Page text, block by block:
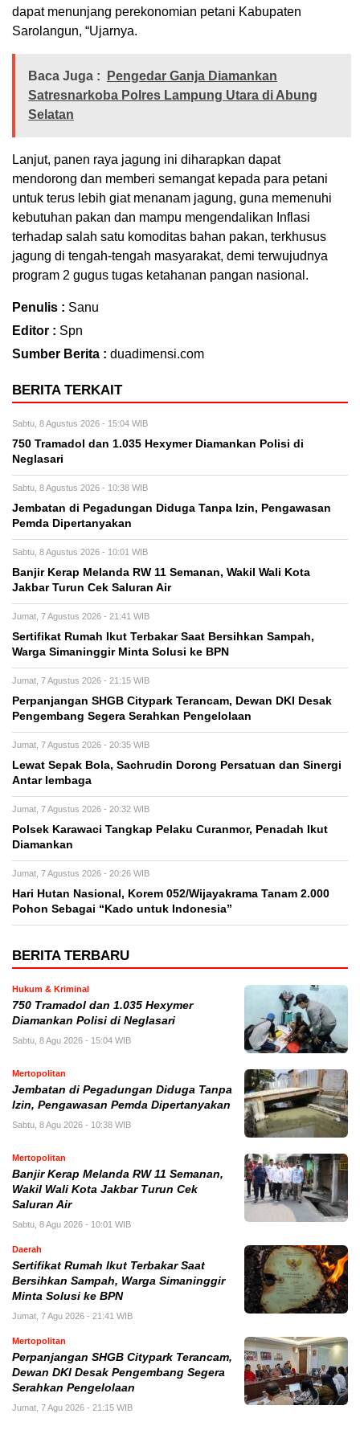
dapat menunjang perekonomian petani Kabupaten
Sarolangun, “Ujarnya.
Baca Juga :
Pengedar Ganja Diamankan
Satresnarkoba Polres Lampung Utara di Abung
Selatan
Lanjut, panen raya jagung ini diharapkan dapat
mendorong dan memberi semangat kepada para petani
untuk terus lebih giat menanam jagung, guna memenuhi
kebutuhan pakan dan mampu mengendalikan Inflasi
terhadap salah satu komoditas bahan pakan, terkhusus
jagung di tengah-tengah masyarakat, demi terwujudnya
program 2 gugus tugas ketahanan pangan nasional.
Penulis : Sanu
Editor : Spn
Sumber Berita : duadimensi.com
BERITA TERKAIT
Sabtu, 8 Agustus 2026 - 15:04 WIB
750 Tramadol dan 1.035 Hexymer Diamankan Polisi di
Neglasari
Sabtu, 8 Agustus 2026 - 10:38 WIB
Jembatan di Pegadungan Diduga Tanpa Izin, Pengawasan
Pemda Dipertanyakan
Sabtu, 8 Agustus 2026 - 10:01 WIB
Banjir Kerap Melanda RW 11 Semanan, Wakil Wali Kota
Jakbar Turun Cek Saluran Air
Jumat, 7 Agustus 2026 - 21:41 WIB
Sertifikat Rumah Ikut Terbakar Saat Bersihkan Sampah,
Warga Simaninggir Minta Solusi ke BPN
Jumat, 7 Agustus 2026 - 21:15 WIB
Perpanjangan SHGB Citypark Terancam, Dewan DKI Desak
Pengembang Segera Serahkan Pengelolaan
Jumat, 7 Agustus 2026 - 20:35 WIB
Lewat Sepak Bola, Sachrudin Dorong Persatuan dan Sinergi
Antar lembaga
Jumat, 7 Agustus 2026 - 20:32 WIB
Polsek Karawaci Tangkap Pelaku Curanmor, Penadah Ikut
Diamankan
Jumat, 7 Agustus 2026 - 20:26 WIB
Hari Hutan Nasional, Korem 052/Wijayakrama Tanam 2.000
Pohon Sebagai “Kado untuk Indonesia”
BERITA TERBARU
Hukum & Kriminal
750 Tramadol dan 1.035 Hexymer
Diamankan Polisi di Neglasari
Sabtu, 8 Agu 2026 - 15:04 WIB
Mertopolitan
Jembatan di Pegadungan Diduga Tanpa
Izin, Pengawasan Pemda Dipertanyakan
Sabtu, 8 Agu 2026 - 10:38 WIB
Mertopolitan
Banjir Kerap Melanda RW 11 Semanan,
Wakil Wali Kota Jakbar Turun Cek
Saluran Air
Sabtu, 8 Agu 2026 - 10:01 WIB
Daerah
Sertifikat Rumah Ikut Terbakar Saat
Bersihkan Sampah, Warga Simaninggir
Minta Solusi ke BPN
Jumat, 7 Agu 2026 - 21:41 WIB
Mertopolitan
Perpanjangan SHGB Citypark Terancam,
Dewan DKI Desak Pengembang Segera
Serahkan Pengelolaan
Jumat, 7 Agu 2026 - 21:15 WIB